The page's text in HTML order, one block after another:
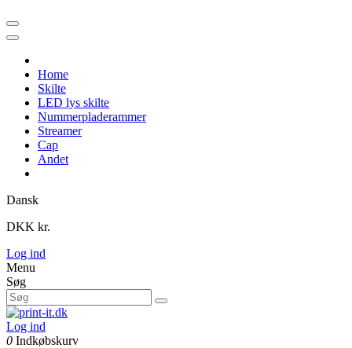
Home
Skilte
LED lys skilte
Nummerpladerammer
Streamer
Cap
Andet
Dansk
DKK kr.
Log ind
Menu
Søg
Log ind
0 Indkøbskurv